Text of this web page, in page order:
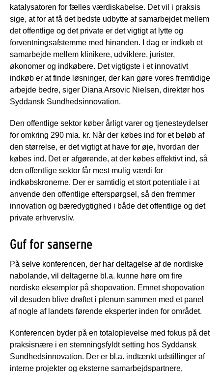
katalysatoren for fælles værdiskabelse. Det vil i praksis
sige, at for at få det bedste udbytte af samarbejdet mellem
det offentlige og det private er det vigtigt at lytte og
forventningsafstemme med hinanden. I dag er indkøb et
samarbejde mellem klinikere, udviklere, jurister,
økonomer og indkøbere. Det vigtigste i et innovativt
indkøb er at finde løsninger, der kan gøre vores fremtidige
arbejde bedre, siger Diana Arsovic Nielsen, direktør hos
Syddansk Sundhedsinnovation.
Den offentlige sektor køber årligt varer og tjenesteydelser
for omkring 290 mia. kr. Når der købes ind for et beløb af
den størrelse, er det vigtigt at have for øje, hvordan der
købes ind. Det er afgørende, at der købes effektivt ind, så
den offentlige sektor får mest mulig værdi for
indkøbskronerne. Der er samtidig et stort potentiale i at
anvende den offentlige efterspørgsel, så den fremmer
innovation og bæredygtighed i både det offentlige og det
private erhvervsliv.
Guf for sanserne
På selve konferencen, der har deltagelse af de nordiske
nabolande, vil deltagerne bl.a. kunne høre om fire
nordiske eksempler på shopovation. Emnet shopovation
vil desuden blive drøftet i plenum sammen med et panel
af nogle af landets førende eksperter inden for området.
Konferencen byder på en totaloplevelse med fokus på det
praksisnære i en stemningsfyldt setting hos Syddansk
Sundhedsinnovation. Der er bl.a. indtænkt udstillinger af
interne projekter og eksterne samarbejdspartnere,